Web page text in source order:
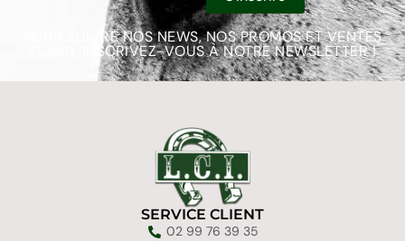
POUR SUIVRE NOS NEWS, NOS PROMOS ET VENTES
FLASH, INSCRIVEZ-VOUS À NOTRE NEWSLETTER !
SERVICE CLIENT
02 99 76 39 35